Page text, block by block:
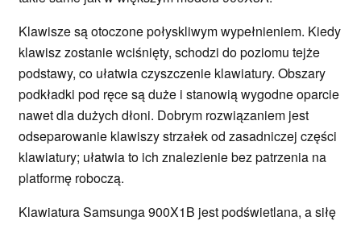
Klawisze są otoczone połyskliwym wypełnieniem. Kiedy
klawisz zostanie wciśnięty, schodzi do poziomu tejże
podstawy, co ułatwia czyszczenie klawiatury. Obszary
podkładki pod ręce są duże i stanowią wygodne oparcie
nawet dla dużych dłoni. Dobrym rozwiązaniem jest
odseparowanie klawiszy strzałek od zasadniczej części
klawiatury; ułatwia to ich znalezienie bez patrzenia na
platformę roboczą.
Klawiatura Samsunga 900X1B jest podświetlana, a siłę